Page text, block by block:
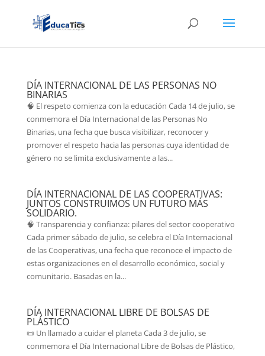
DÍA INTERNACIONAL DE LAS PERSONAS NO
BINARIAS
🧠 El respeto comienza con la educación Cada 14 de julio, se
conmemora el Día Internacional de las Personas No
Binarias, una fecha que busca visibilizar, reconocer y
promover el respeto hacia las personas cuya identidad de
género no se limita exclusivamente a las...
DÍA INTERNACIONAL DE LAS COOPERATIVAS:
JUNTOS CONSTRUIMOS UN FUTURO MÁS
SOLIDARIO.
🧠 Transparencia y confianza: pilares del sector cooperativo
Cada primer sábado de julio, se celebra el Día Internacional
de las Cooperativas, una fecha que reconoce el impacto de
estas organizaciones en el desarrollo económico, social y
comunitario. Basadas en la...
DÍA INTERNACIONAL LIBRE DE BOLSAS DE
PLÁSTICO
📜 Un llamado a cuidar el planeta Cada 3 de julio, se
conmemora el Día Internacional Libre de Bolsas de Plástico,